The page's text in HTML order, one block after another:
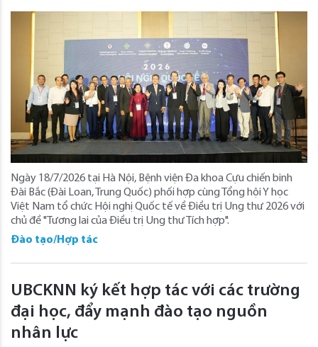
Ngày 18/7/2026 tại Hà Nội, Bệnh viện Đa khoa Cựu chiến binh
Đài Bắc (Đài Loan, Trung Quốc) phối hợp cùng Tổng hội Y học
Việt Nam tổ chức Hội nghị Quốc tế về Điều trị Ung thư 2026 với
chủ đề "Tương lai của Điều trị Ung thư Tích hợp".
Đào tạo/Hợp tác
UBCKNN ký kết hợp tác với các trường
đại học, đẩy mạnh đào tạo nguồn
nhân lực